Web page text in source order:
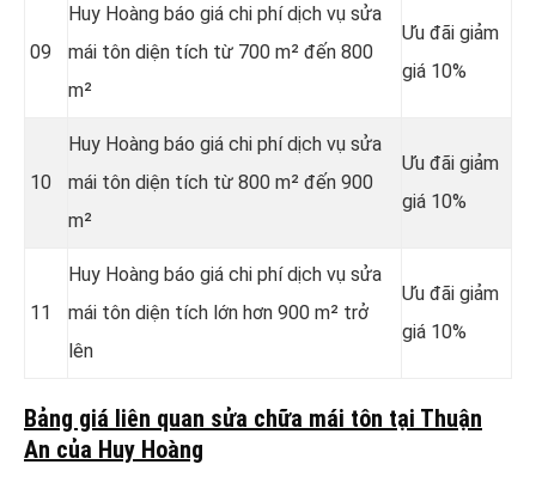
09
Huy Hoàng báo giá chi phí dịch vụ sửa
mái tôn diện tích từ 700 m² đến 800
m²
Ưu đãi giảm
giá 10%
10
Huy Hoàng báo giá chi phí dịch vụ sửa
mái tôn diện tích từ 800 m² đến 900
m²
Ưu đãi giảm
giá 10%
11
Huy Hoàng báo giá chi phí dịch vụ sửa
mái tôn diện tích lớn hơn 900 m² trở
lên
Ưu đãi giảm
giá 10%
Bảng giá liên quan sửa chữa mái tôn tại Thuận
An của Huy Hoàng